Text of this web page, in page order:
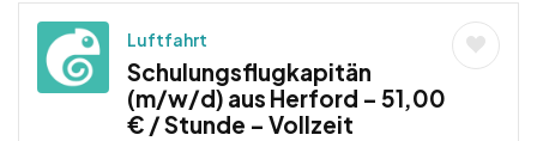
Luftfahrt
Schulungsflugkapitän
(m/w/d) aus Herford – 51,00
€ / Stunde – Vollzeit